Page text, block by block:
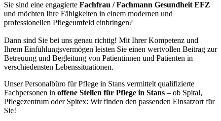
Sie sind eine engagierte Fachfrau / Fachmann Gesundheit EFZ
und möchten Ihre Fähigkeiten in einem modernen und
professionellen Pflegeumfeld einbringen?
Dann sind Sie bei uns genau richtig! Mit Ihrer Kompetenz und
Ihrem Einfühlungsvermögen leisten Sie einen wertvollen Beitrag zur
Betreuung und Begleitung von Patientinnen und Patienten in
verschiedensten Lebenssituationen.
Unser Personalbüro für Pflege in Stans vermittelt qualifizierte
Fachpersonen in offene Stellen für Pflege in Stans – ob Spital,
Pflegezentrum oder Spitex: Wir finden den passenden Einsatzort für
Sie!